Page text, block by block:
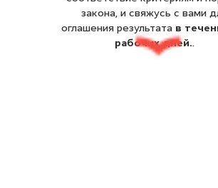
закона, и свяжусь с вами
оглашения результата в
рабочих дней..